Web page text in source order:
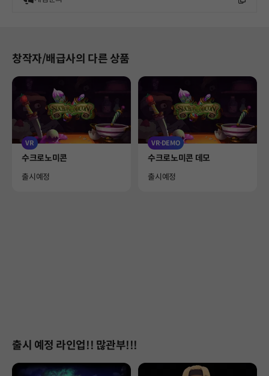
창작자/배급사의 다른 상품
VR
Product
수크로노미콘
Availability
출시예정
VRDEMO
Product
수크로노미콘 데모
Availability
출시예정
출시 예정 라인업!! 많관부!!!